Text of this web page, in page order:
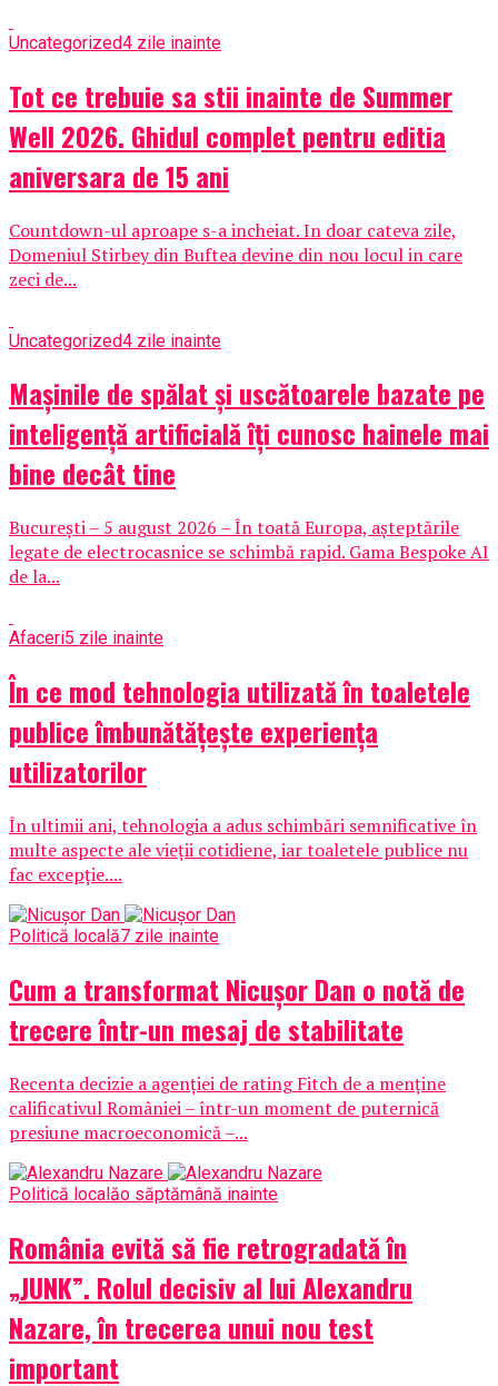
Uncategorized4 zile inainte
Tot ce trebuie sa stii inainte de Summer
Well 2026. Ghidul complet pentru editia
aniversara de 15 ani
Countdown-ul aproape s-a incheiat. In doar cateva zile,
Domeniul Stirbey din Buftea devine din nou locul in care
zeci de...
Uncategorized4 zile inainte
Mașinile de spălat și uscătoarele bazate pe
inteligență artificială îți cunosc hainele mai
bine decât tine
București – 5 august 2026 – În toată Europa, așteptările
legate de electrocasnice se schimbă rapid. Gama Bespoke AI
de la...
Afaceri5 zile inainte
În ce mod tehnologia utilizată în toaletele
publice îmbunătățește experiența
utilizatorilor
În ultimii ani, tehnologia a adus schimbări semnificative în
multe aspecte ale vieții cotidiene, iar toaletele publice nu
fac excepție....
Politică locală7 zile inainte
Cum a transformat Nicușor Dan o notă de
trecere într-un mesaj de stabilitate
Recenta decizie a agenției de rating Fitch de a menține
calificativul României – într-un moment de puternică
presiune macroeconomică –...
Politică localăo săptămână inainte
România evită să fie retrogradată în
„JUNK”. Rolul decisiv al lui Alexandru
Nazare, în trecerea unui nou test
important